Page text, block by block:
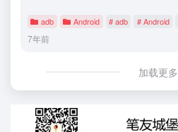
adb Android # adb # Android
7年前
加载更多